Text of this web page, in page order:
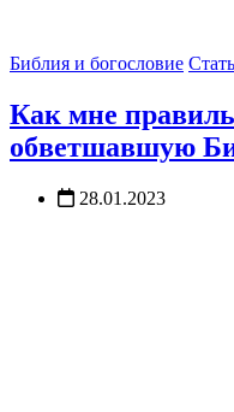
Библия и богословие
Как мне
обветшавшую
28.01.2023